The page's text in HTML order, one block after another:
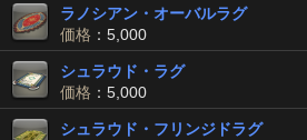
ラノシアン・オーバルラグ
価格 ：5,000
シュラウド・ラグ
価格 ：5,000
シュラウド・フリンジドラグ